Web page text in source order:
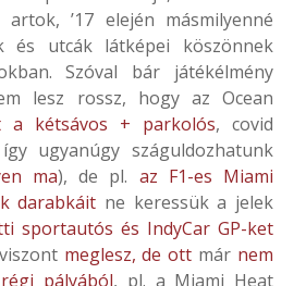
’17 elején másmilyenné
és utcák látképei köszönnek
Szóval bár játékélmény
lesz rossz, hogy az Ocean
a kétsávos + parkolós, covid
ugyanúgy száguldozhatunk
ma), de pl. az F1-es Miami
darabkáit ne keressük a jelek
sportautós és IndyCar GP-ket
meglesz, de ott már nem
pályából, pl. a Miami Heat